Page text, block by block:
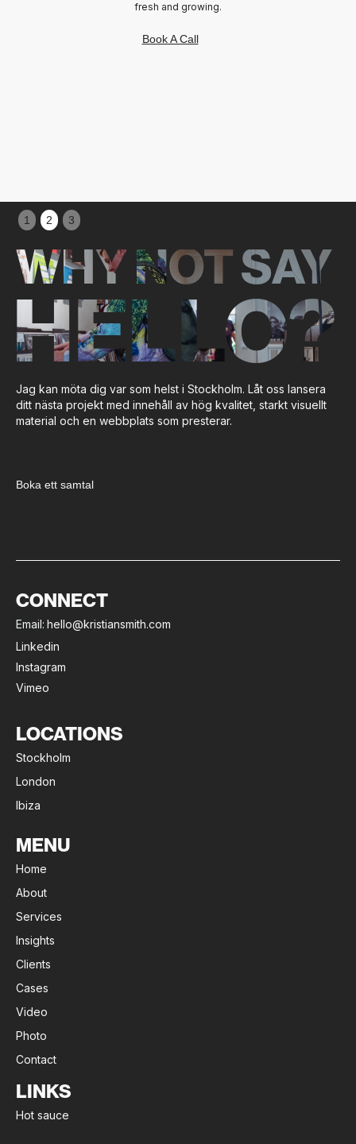
creativity, and dedication he brings is honestly mind-blowing."
Sam, Founder of Beautiphoria
Slide 3 of 3.
1
2 3
WHY NOT SAY
HELLO?
Jag kan möta dig var som helst i Stockholm. Låt oss lansera
ditt nästa projekt med innehåll av hög kvalitet, starkt visuellt
material och en webbplats som presterar.
Boka ett samtal
CONNECT
Email: hello@kristiansmith.com
Linkedin
Instagram
Vimeo
LOCATIONS
Stockholm
London
Ibiza
MENU
Home
About
Services
Insights
Clients
Cases
Video
Photo
Contact
LINKS
Hot sauce